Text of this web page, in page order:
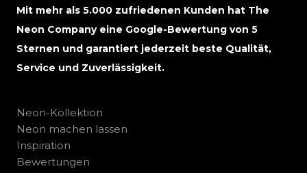
Mit mehr als 5.000 zufriedenen Kunden hat The
Neon Company eine Google-Bewertung von 5
Sternen und garantiert jederzeit beste Qualität,
Service und Zuverlässigkeit.
Neon-Kollektion
Neon machen lassen
Inspiration
Bewertungen